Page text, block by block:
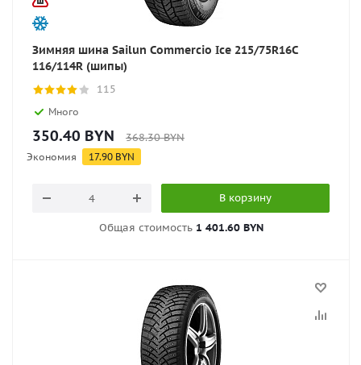
Зимняя шина Sailun Commercio Ice 215/75R16C
116/114R (шипы)
115
Много
350.40 BYN 368.30BYN
Экономия 17.90 BYN
В корзину
Общая стоимость 1 401.60 BYN